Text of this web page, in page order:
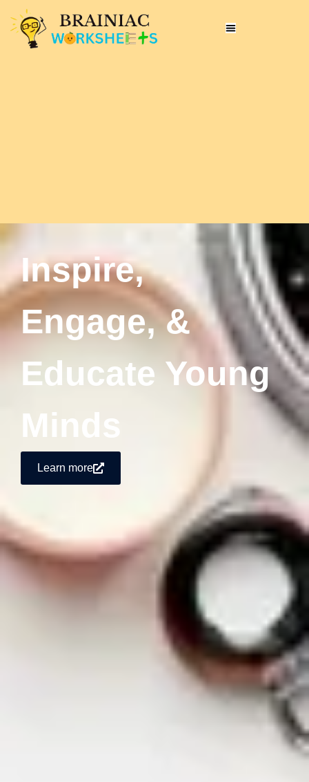
Inspire,
Engage, &
Educate Young
Minds
Learn more